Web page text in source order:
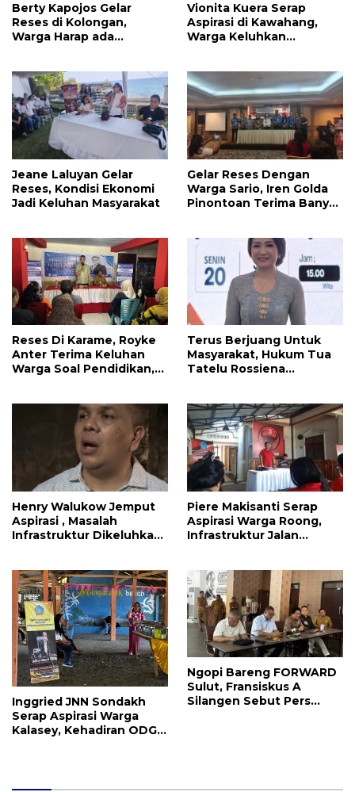
Berty Kapojos Gelar
Reses di Kolongan,
Warga Harap ada
Vionita Kuera Serap
Aspirasi di Kawahang,
Warga Keluhkan
Jeane Laluyan Gelar
Reses, Kondisi Ekonomi
Jadi Keluhan Masyarakat
Gelar Reses Dengan
Warga Sario, Iren Golda
Pinontoan Terima Banyak
Reses Di Karame, Royke
Anter Terima Keluhan
Warga Soal Pendidikan,
Terus Berjuang Untuk
Masyarakat, Hukum Tua
Tatelu Rossiena
Anggota DPRD Henry
Walukow
Henry Walukow Jemput
Aspirasi , Masalah
Infrastruktur Dikeluhkan
Piere Makisanti Serap
Aspirasi Warga Roong,
Infrastruktur Jalan
Inggried JNN Sondakh
Serap Aspirasi Warga
Kalasey, Kehadiran ODGJ
Ngopi Bareng FORWARD
Sulut, Fransiskus A
Silangen Sebut Pers